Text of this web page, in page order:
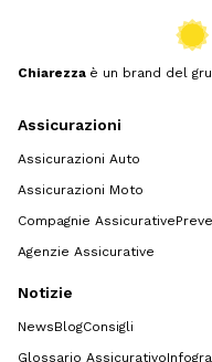
Chiarezza è un brand del
Assicurazioni
Assicurazioni Auto
Assicurazioni Moto
Compagnie Assicurative
Agenzie Assicurative
Notizie
NewsBlogConsigli
Glossario Assicurativo